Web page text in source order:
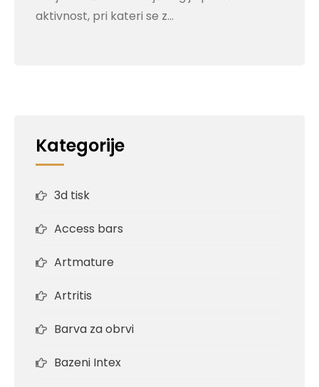
aktivnost, pri kateri se z…
Kategorije
3d tisk
Access bars
Artmature
Artritis
Barva za obrvi
Bazeni Intex